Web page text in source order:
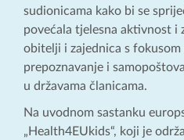
sudionicama kako bi se
povećala tjelesna aktivnost i
obitelji i zajednica s
prepoznavanje i
u državama članicama.
Na uvodnom sastanku
„Health4EUkids“, koji je